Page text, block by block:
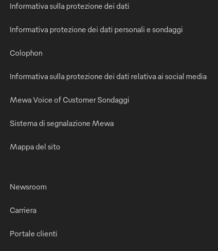
Informativa sulla protezione dei dati
Informativa protezione dei dati personali e sondaggi
Colophon
Informativa sulla protezione dei dati relativa ai social media
Mewa Voice of Customer Sondaggi
Sistema di segnalazione Mewa
Mappa del sito
Newsroom
Carriera
Portale clienti